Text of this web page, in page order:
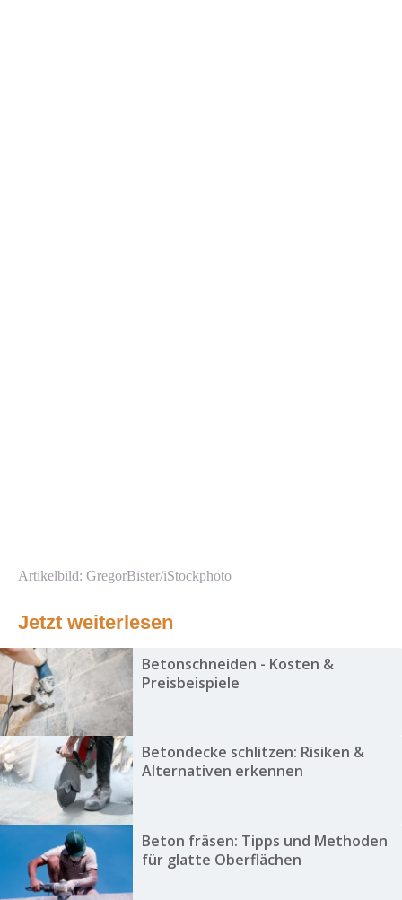
Artikelbild: GregorBister/iStockphoto
Jetzt weiterlesen
Betonschneiden - Kosten &
Preisbeispiele
Betondecke schlitzen: Risiken &
Alternativen erkennen
Beton fräsen: Tipps und Methoden
für glatte Oberflächen